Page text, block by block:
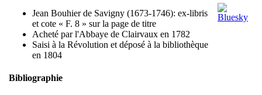
Jean Bouhier de Savigny (1673-1746): ex-libris
et cote « F. 8 » sur la page de titre
Acheté par l'Abbaye de Clairvaux en 1782
Saisi à la Révolution et déposé à la bibliothèque
en 1804
Bibliographie